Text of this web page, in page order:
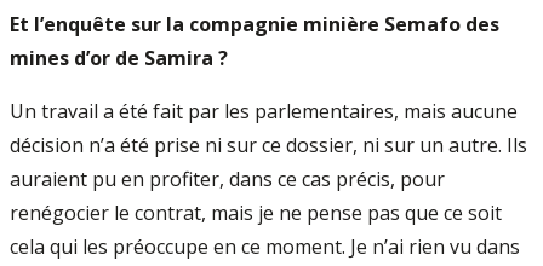
Et l’enquête sur la compagnie minière Semafo des
mines d’or de Samira ?
Un travail a été fait par les parlementaires, mais aucune
décision n’a été prise ni sur ce dossier, ni sur un autre. Ils
auraient pu en profiter, dans ce cas précis, pour
renégocier le contrat, mais je ne pense pas que ce soit
cela qui les préoccupe en ce moment. Je n’ai rien vu dans